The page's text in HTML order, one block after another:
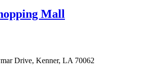
Mall
Drive, Kenner, LA 70062